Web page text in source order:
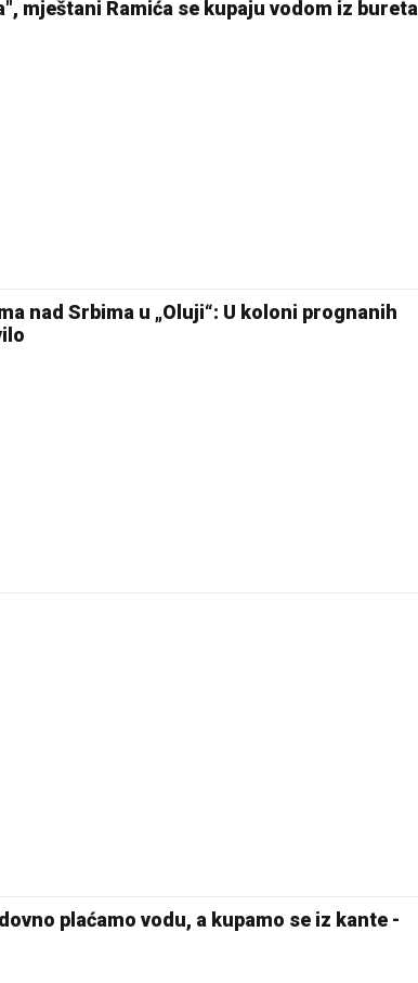
mještani Ramića se kupaju vodom iz bureta
nad Srbima u „Oluji“: U koloni prognanih
plaćamo vodu, a kupamo se iz kante -